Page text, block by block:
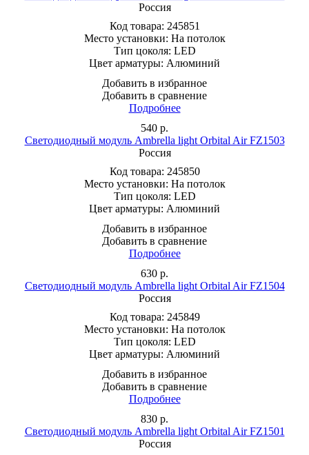
Россия
Код товара: 245851
Место установки: На потолок
Тип цоколя: LED
Цвет арматуры: Алюминий
Добавить в избранное
Добавить в сравнение
Подробнее
540 р.
Светодиодный модуль Ambrella light Orbital Air FZ1503
Россия
Код товара: 245850
Место установки: На потолок
Тип цоколя: LED
Цвет арматуры: Алюминий
Добавить в избранное
Добавить в сравнение
Подробнее
630 р.
Светодиодный модуль Ambrella light Orbital Air FZ1504
Россия
Код товара: 245849
Место установки: На потолок
Тип цоколя: LED
Цвет арматуры: Алюминий
Добавить в избранное
Добавить в сравнение
Подробнее
830 р.
Светодиодный модуль Ambrella light Orbital Air FZ1501
Россия